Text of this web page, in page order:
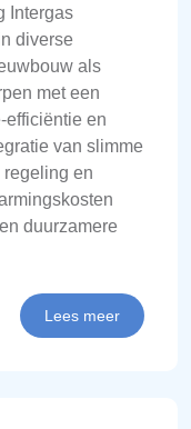
Intergas
diverse
als
met een
efficiëntie en
van slimme
en
duurzamere
Lees meer